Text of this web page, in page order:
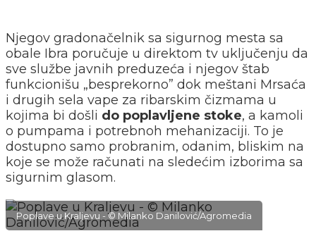
Njegov gradonačelnik sa sigurnog mesta sa
obale Ibra poručuje u direktom tv uključenju da
sve službe javnih preduzeća i njegov štab
funkcionišu „besprekorno” dok meštani Mrsaća
i drugih sela vape za ribarskim čizmama u
kojima bi došli do poplavljene stoke, a kamoli
o pumpama i potrebnoh mehanizaciji. To je
dostupno samo probranim, odanim, bliskim na
koje se može računati na sledećim izborima sa
sigurnim glasom.
Poplave u Kraljevu - © Milanko Danilović/Agromedia